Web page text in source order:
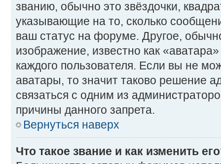
званию, обычно это звёздочки,
указывающие на то, сколько
ваш статус на форуме. Другое,
изображение, известно как
каждого пользователя. Если вы не
аватары, то значит таково решение
связаться с одним из
причины данного запрета.
Вернуться наверх
Что такое звание и как изменить